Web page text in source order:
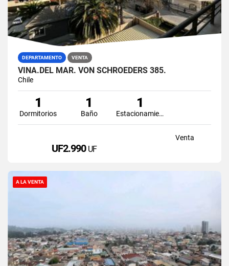
DEPARTAMENTO VENTA
VIÑA.DEL MAR. VON SCHROEDERS 385.
Chile
1
Dormitorios
1
Baño
1
Estacionamiento
Venta
UF2.990 UF
A LA VENTA